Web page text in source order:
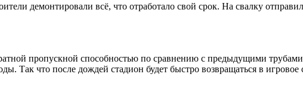
демонтировали всё, что отработало свой срок. На свалку
пропускной способностью по сравнению с предыдущими
Так что после дождей стадион будет быстро возвращаться в